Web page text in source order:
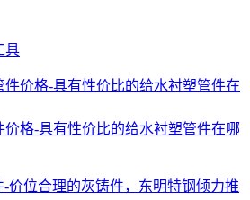
具
格-具有性价比的给水衬塑管件在哪